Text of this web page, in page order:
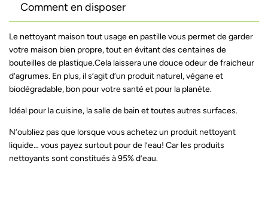
Comment en disposer
Le nettoyant maison tout usage en pastille vous permet de garder
votre maison bien propre, tout en évitant des centaines de
bouteilles de plastique.Cela laissera une douce odeur de fraicheur
d’agrumes. En plus, il s’agit d’un produit naturel, végane et
biodégradable, bon pour votre santé et pour la planète.
Idéal pour la cuisine, la salle de bain et toutes autres surfaces.
N’oubliez pas que lorsque vous achetez un produit nettoyant
liquide… vous payez surtout pour de l’eau! Car les produits
nettoyants sont constitués à 95% d’eau.